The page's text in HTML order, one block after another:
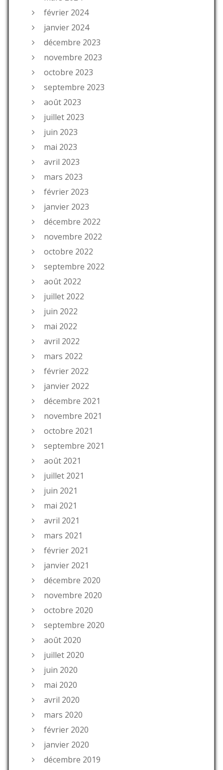
février 2024
janvier 2024
décembre 2023
novembre 2023
octobre 2023
septembre 2023
août 2023
juillet 2023
juin 2023
mai 2023
avril 2023
mars 2023
février 2023
janvier 2023
décembre 2022
novembre 2022
octobre 2022
septembre 2022
août 2022
juillet 2022
juin 2022
mai 2022
avril 2022
mars 2022
février 2022
janvier 2022
décembre 2021
novembre 2021
octobre 2021
septembre 2021
août 2021
juillet 2021
juin 2021
mai 2021
avril 2021
mars 2021
février 2021
janvier 2021
décembre 2020
novembre 2020
octobre 2020
septembre 2020
août 2020
juillet 2020
juin 2020
mai 2020
avril 2020
mars 2020
février 2020
janvier 2020
décembre 2019